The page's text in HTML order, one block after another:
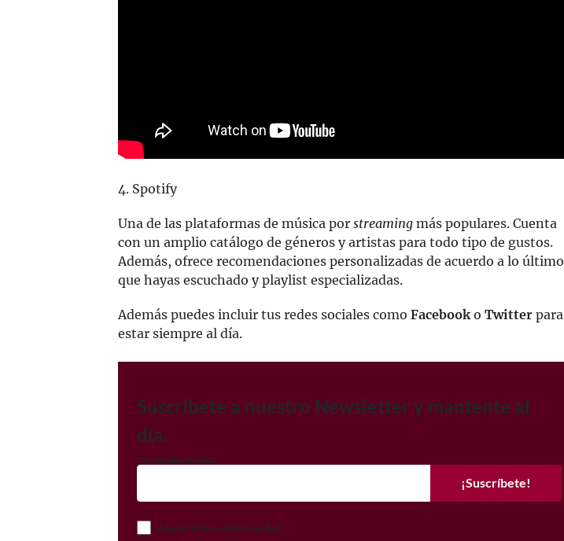
4. Spotify
Una de las plataformas de música por streaming más populares. Cuenta
con un amplio catálogo de géneros y artistas para todo tipo de gustos.
Además, ofrece recomendaciones personalizadas de acuerdo a lo último
que hayas escuchado y playlist especializadas.
Además puedes incluir tus redes sociales como Facebooko Twitter para
estar siempre al día.
Suscríbete a nuestro Newsletter y mantente al
día.
Correo electrónico
¡Suscríbete!
Acepto el Aviso de Privacidad